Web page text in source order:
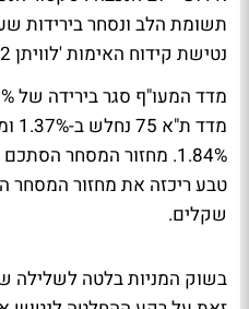
תשומת הלב ונסחר בירידות
נטישת קידוח האימות 'לוויתן 2'.
שקלים.